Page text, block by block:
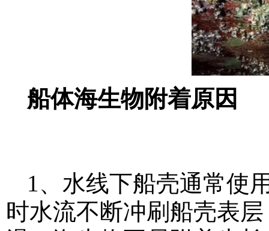
船体海生物附着原因
1、水线下船壳通常使
时水流不断冲刷船壳表